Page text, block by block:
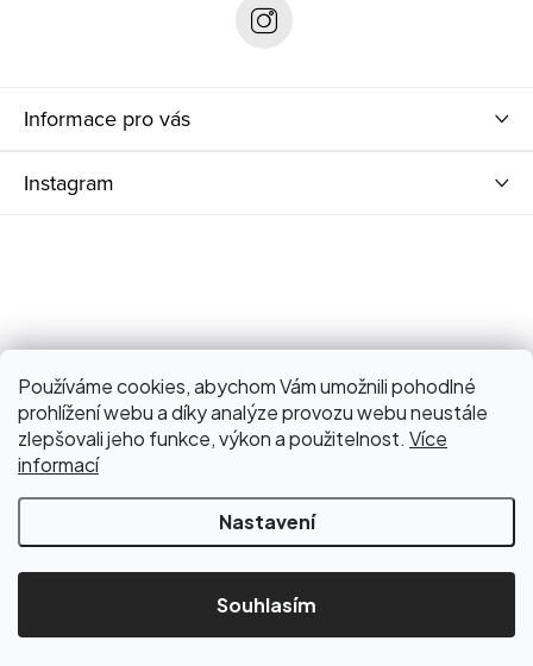
Používáme cookies, abychom Vám umožnili pohodlné
prohlížení webu a díky analýze provozu webu neustále
zlepšovali jeho funkce, výkon a použitelnost. Více
informací
Nastavení
Souhlasím
Informace pro vás
Instagram
Copyright 2026Bagniari Store. Všechna práva vyhrazena.
Upravit nastavení cookies